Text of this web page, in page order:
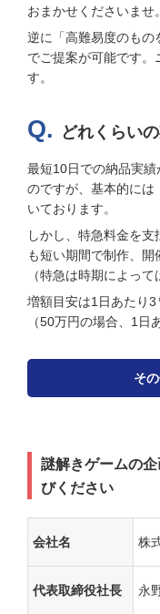
おまかせくださいませ。
逆に「高難易度のもの
でご提案が可能です。
す。
どれくらい
最短10日での納品実
のですが、基本的には
いております。
しかし、特急料金を
も短い期間で制作、開
（特急は時期によっ
増額目安は1日あたり3
（50万円の場合、1日
そ
謎解きゲームの
びください
会社名 株
代表取締役社長 永